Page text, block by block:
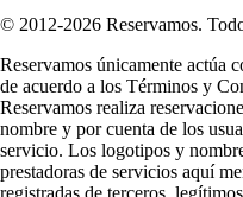
© 2012-2026 Reservamos.
Reservamos únicamente actúa
de acuerdo a los Términos y
Reservamos realiza
nombre y por cuenta de los
servicio. Los logotipos y
prestadoras de servicios aquí